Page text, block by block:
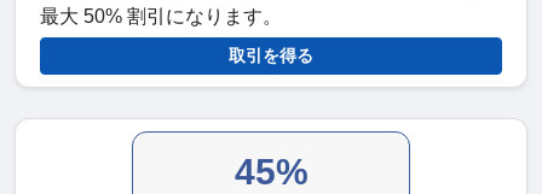
最大 50% 割引になります。
取引を得る
45%